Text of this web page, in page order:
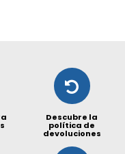
Descubre la
política de
devoluciones